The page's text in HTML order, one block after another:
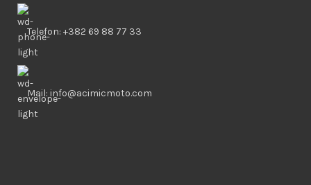
Telefon: +382 69 88 77 33
Mail: info@acimicmoto.com